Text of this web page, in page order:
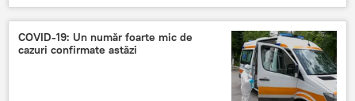
Relații internaționale
Putin
Rusia
Jurnaliști
Opoziție antisistem
COVID-19: Un număr foarte mic de
cazuri confirmate astăzi